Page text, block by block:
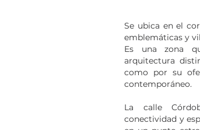
Se ubica en el
emblemáticas y
Es una zona
arquitectura
como por su
contemporáneo.
La calle
conectividad y